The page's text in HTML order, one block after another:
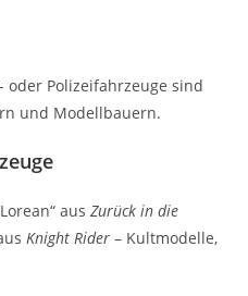
oder Polizeifahrzeuge sind
und Modellbauern.
ausZurück in die
Knight Rider – Kultmodelle,